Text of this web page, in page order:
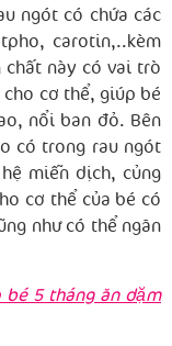
ngót có chứa các
carotin,..kèm
chất này có vai trò
cơ thể, giúp bé
nổi ban đỏ. Bên
có trong rau ngót
miễn dịch, củng
cơ thể của bé có
như có thể ngăn
5 tháng ăn dặm